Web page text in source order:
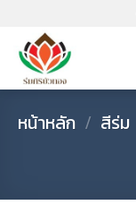
content
หน้าหลัก / สีร่ม